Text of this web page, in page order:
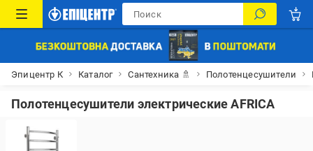
Эпицентр К Каталог Сантехника 🚿 Полотенцесушители
Полотенцесушители электрические AFRICA